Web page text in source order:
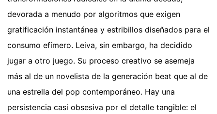
devorada a menudo por algoritmos que exigen
gratificación instantánea y estribillos diseñados para el
consumo efímero. Leiva, sin embargo, ha decidido
jugar a otro juego. Su proceso creativo se asemeja
más al de un novelista de la generación beat que al de
una estrella del pop contemporáneo. Hay una
persistencia casi obsesiva por el detalle tangible: el